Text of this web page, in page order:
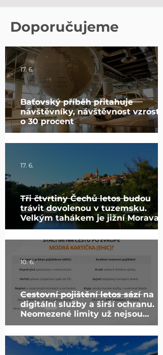
Doporučujeme
Baťovský příběh přitahuje
návštěvníky, návštěvnost vzrostla
o 30 procent
17. 6.
Tři čtvrtiny Čechů letos budou
trávit dovolenou v tuzemsku.
Velkým tahákem je jižní Morava
17. 6.
Cestovní pojištění letos sází na
digitální služby a širší ochranu.
Neomezené limity už nejsou
výjimkou
10. 6.